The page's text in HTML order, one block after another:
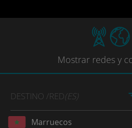
Mostrar redes y
DESTINO /RED(ES)
Marruecos